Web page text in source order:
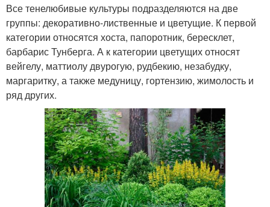
Все тенелюбивые культуры подразделяются на две
группы: декоративно-лиственные и цветущие. К первой
категории относятся хоста, папоротник, бересклет,
барбарис Тунберга. А к категории цветущих относят
вейгелу, маттиолу двурогую, рудбекию, незабудку,
маргаритку, а также медуницу, гортензию, жимолость и
ряд других.